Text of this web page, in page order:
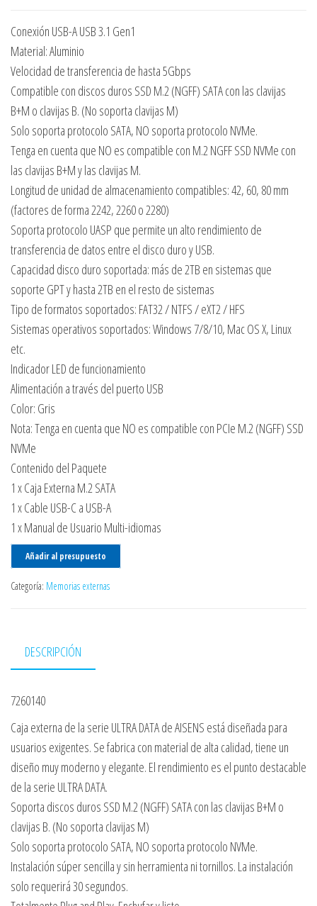
Conexión USB-A USB 3.1 Gen1
Material: Aluminio
Velocidad de transferencia de hasta 5Gbps
Compatible con discos duros SSD M.2 (NGFF) SATA con las clavijas
B+M o clavijas B. (No soporta clavijas M)
Solo soporta protocolo SATA, NO soporta protocolo NVMe.
Tenga en cuenta que NO es compatible con M.2 NGFF SSD NVMe con
las clavijas B+M y las clavijas M.
Longitud de unidad de almacenamiento compatibles: 42, 60, 80 mm
(factores de forma 2242, 2260 o 2280)
Soporta protocolo UASP que permite un alto rendimiento de
transferencia de datos entre el disco duro y USB.
Capacidad disco duro soportada: más de 2TB en sistemas que
soporte GPT y hasta 2TB en el resto de sistemas
Tipo de formatos soportados: FAT32 / NTFS / eXT2 / HFS
Sistemas operativos soportados: Windows 7/8/10, Mac OS X, Linux
etc.
Indicador LED de funcionamiento
Alimentación a través del puerto USB
Color: Gris
Nota: Tenga en cuenta que NO es compatible con PCIe M.2 (NGFF) SSD
NVMe
Contenido del Paquete
1 x Caja Externa M.2 SATA
1 x Cable USB-C a USB-A
1 x Manual de Usuario Multi-idiomas
Añadir al presupuesto
Categoría: Memorias externas
DESCRIPCIÓN
7260140
Caja externa de la serie ULTRA DATA de AISENS está diseñada para
usuarios exigentes. Se fabrica con material de alta calidad, tiene un
diseño muy moderno y elegante. El rendimiento es el punto destacable
de la serie ULTRA DATA.
Soporta discos duros SSD M.2 (NGFF) SATA con las clavijas B+M o
clavijas B. (No soporta clavijas M)
Solo soporta protocolo SATA, NO soporta protocolo NVMe.
Instalación súper sencilla y sin herramienta ni tornillos. La instalación
solo requerirá 30 segundos.